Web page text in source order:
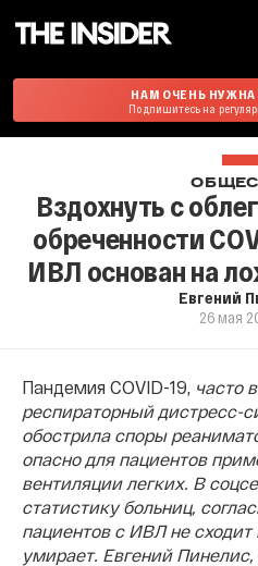
НАМ ОЧЕНЬ
Подпишитесь на
Вздохнуть с
обреченности
ИВЛ основан на
Евгений
26 мая
Пандемия COVID-19, часто
респираторный дистресс-
обострила споры
опасно для пациентов
вентиляции легких. В
статистику больниц,
пациентов с ИВЛ не сходит
умирает. Евгений